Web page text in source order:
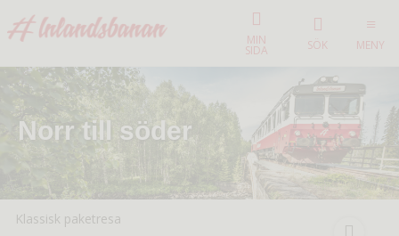
MIN
SIDA SÖK MENY
Norr till söder
Klassisk paketresa